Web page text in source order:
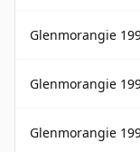
Glenmorangie
Glenmorangie
Glenmorangie